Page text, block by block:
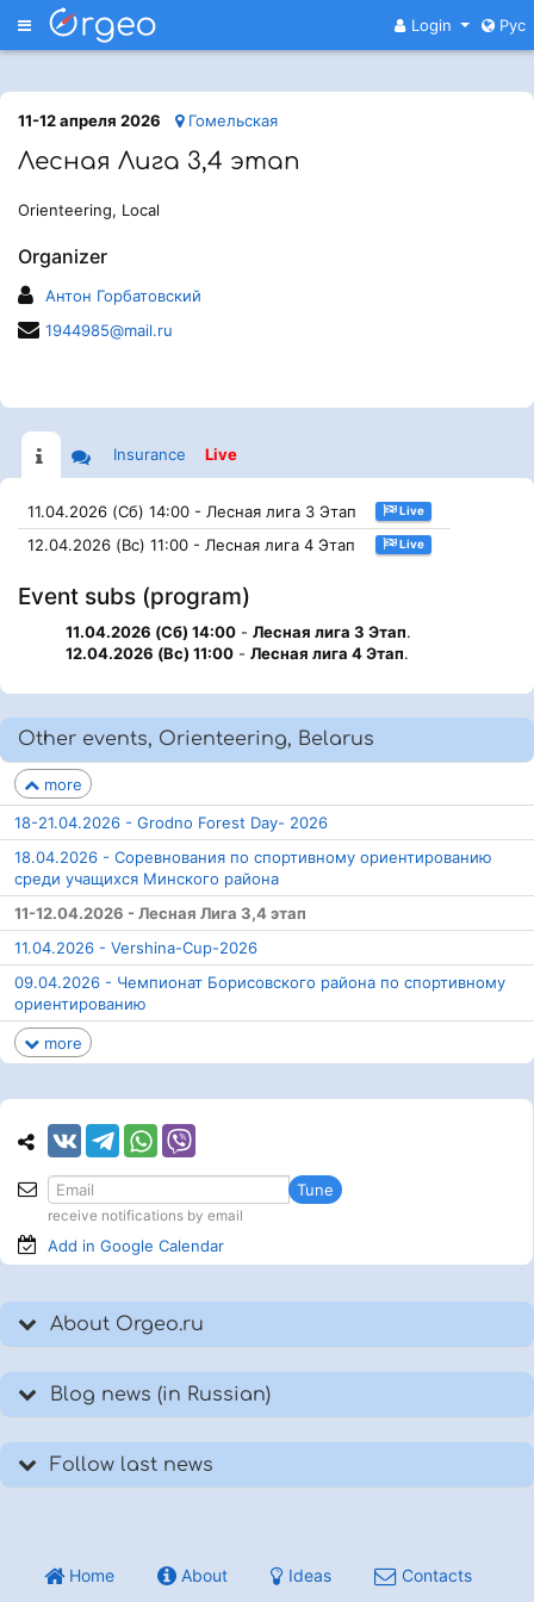
Меню Login Рус
11-12 апреля 2026 Гомельская
Лесная Лига 3,4 этап
Orienteering, Local
Organizer
Антон Горбатовский
1944985@mail.ru
Insurance Live
11.04.2026 (Сб) 14:00 - Лесная лига 3 Этап Live
12.04.2026 (Вс) 11:00 - Лесная лига 4 Этап Live
Event subs (program)
11.04.2026 (Сб) 14:00 - Лесная лига 3 Этап.
12.04.2026 (Вс) 11:00 - Лесная лига 4 Этап.
Other events, Orienteering, Belarus
more
18-21.04.2026 - Grodno Forest Day- 2026
18.04.2026 - Соревнования по спортивному ориентированию
среди учащихся Минского района
11-12.04.2026 - Лесная Лига 3,4 этап
11.04.2026 - Vershina-Cup-2026
09.04.2026 - Чемпионат Борисовского района по спортивному
ориентированию
more
Tune
receive notifications by email
Add in Google Calendar
About Orgeo.ru
Blog news (in Russian)
Follow last news
Home About Ideas Contacts